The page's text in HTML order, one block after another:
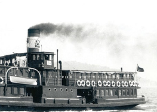
Cumhuriyetimizin 100. yılı
“İstanbul’un Gazi
Gazi Gemileri” kitabı, Boğaziçi
savaş yıllarındaki kahramanlık